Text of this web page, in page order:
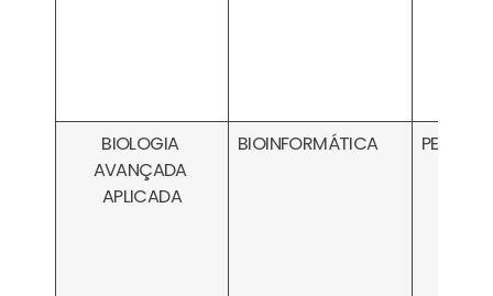
BIOLOGIA
AVANÇADA
APLICADA
BIOINFORMÁTICA